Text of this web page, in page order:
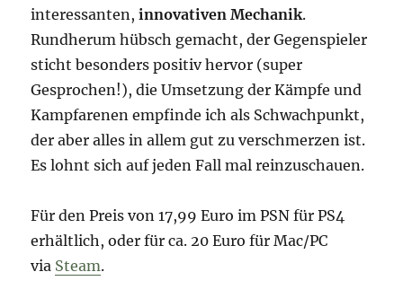
interessanten,innovativen Mechanik.
Rundherum hübsch gemacht, der Gegenspieler
sticht besonders positiv hervor (super
Gesprochen!), die Umsetzung der Kämpfe und
Kampfarenen empfinde ich als Schwachpunkt,
der aber alles in allem gut zu verschmerzen ist.
Es lohnt sich auf jeden Fall mal reinzuschauen.
Für den Preis von 17,99 Euro im PSN für PS4
erhältlich, oder für ca. 20 Euro für Mac/PC
via Steam.